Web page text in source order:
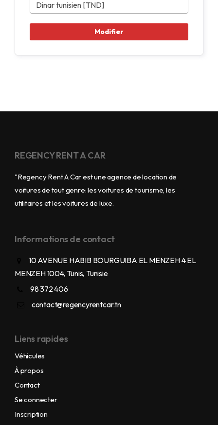
REGENCY RENT A CAR
"Regency Rent A Car est une agence de location de
voitures de tout genre: les voitures de tourisme, les
utilitaires et les voitures de luxe.
Informations de contact
10 AVENUE HABIB BOURGUIBA EL MENZEH 4 EL
MENZEH 1004, Tunis, Tunisie
98 372 406
contact@regencyrentcar.tn
Liens rapides
Véhicules
À propos
Contact
Se connecter
Inscription